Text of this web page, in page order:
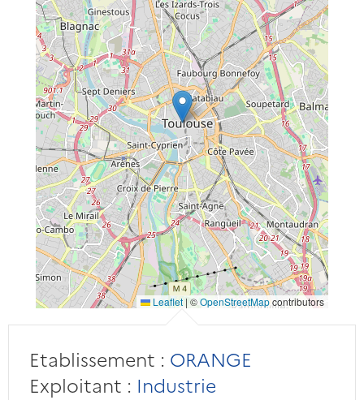
Leaflet | ©OpenStreetMapcontributors
Etablissement : ORANGE
Exploitant : Industrie